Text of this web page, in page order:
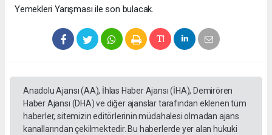
Yemekleri Yarışması ile son bulacak.
Anadolu Ajansı (AA), İhlas Haber Ajansı (İHA), Demirören
Haber Ajansı (DHA) ve diğer ajanslar tarafından eklenen tüm
haberler, sitemizin editörlerinin müdahalesi olmadan ajans
kanallarından çekilmektedir. Bu haberlerde yer alan hukuki